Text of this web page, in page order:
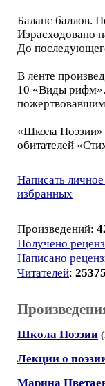
Баланс баллов.
Израсходовано
До
В ленте
10 «Виды
«Школа Поэзии»
обитателей
Написать
избранных
Произведений:
Получено
Написано
Читателей:
Школа Поэзии
Лекции о
Марина